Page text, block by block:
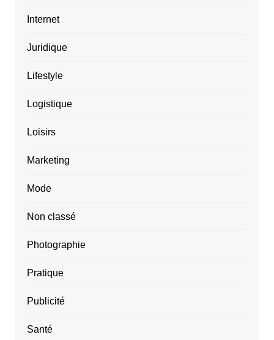
Internet
Juridique
Lifestyle
Logistique
Loisirs
Marketing
Mode
Non classé
Photographie
Pratique
Publicité
Santé